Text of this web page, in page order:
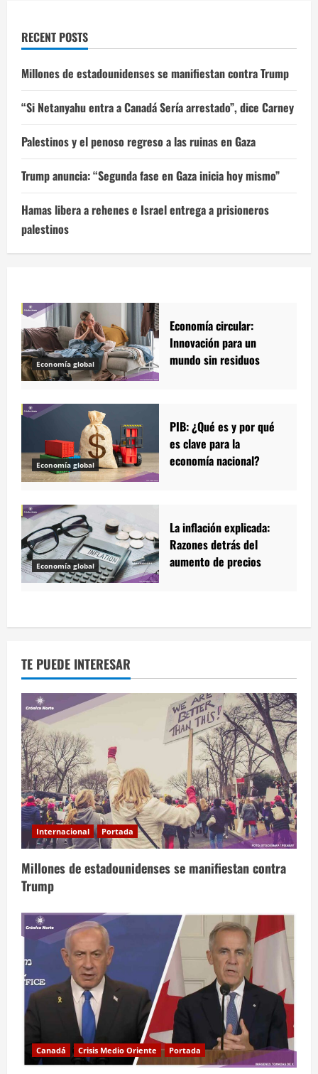
RECENT POSTS
Millones de estadounidenses se manifiestan contra Trump
“Si Netanyahu entra a Canadá Sería arrestado”, dice Carney
Palestinos y el penoso regreso a las ruinas en Gaza
Trump anuncia: “Segunda fase en Gaza inicia hoy mismo”
Hamas libera a rehenes e Israel entrega a prisioneros
palestinos
Economía global
Economía circular:
Innovación para un
mundo sin residuos
Economía global
PIB: ¿Qué es y por qué
es clave para la
economía nacional?
Economía global
La inflación explicada:
Razones detrás del
aumento de precios
TE PUEDE INTERESAR
Internacional Portada
Millones de estadounidenses se manifiestan contra
Trump
Canadá Crisis Medio Oriente Portada